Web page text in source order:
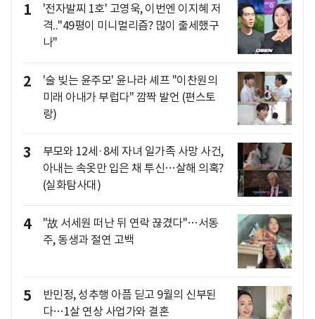
1
'전자발찌 1호' 고영욱, 이번엔 이지혜 저
격.."49평이 미니멀리즘? 많이 출세했구
나"
2
'술 빚는 윤주모' 윤나라 셰프 "이찬원의
미래 아내가 부럽다" 깜짝 발언 (편스토
랑)
3
부모와 12세·8세 자녀 일가족 사망 사건,
아내는 속옷만 입은 채 투신…살해 의혹?
(실화탐사대)
4
"故 서세원 떠난 뒤 연락 끊겼다"…서동
주, 동생과 절연 고백
5
반민정, 성추행 아픔 딛고 9월의 신부된
다…1살 연상 사업가와 결혼